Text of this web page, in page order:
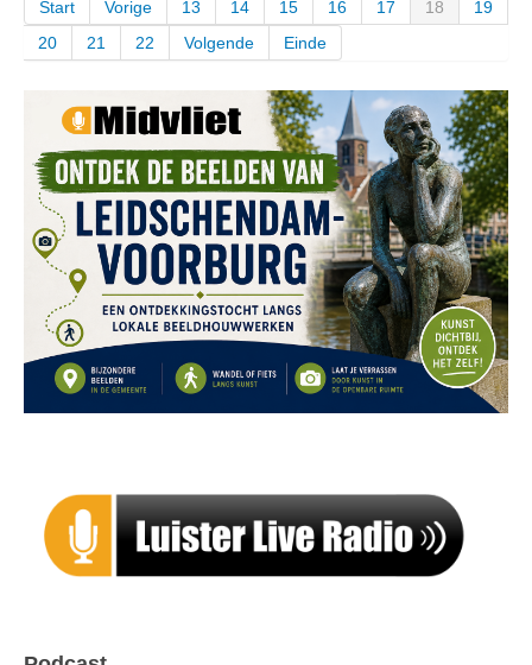
Start Vorige 13 14 15 16 17 18
19
20
21 22 Volgende Einde